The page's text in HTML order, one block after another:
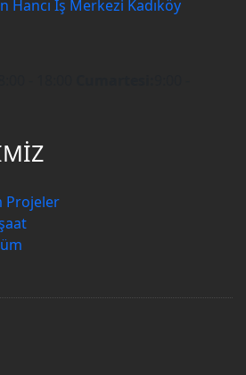
Hancı İş Merkezi Kadıköy
Projeler